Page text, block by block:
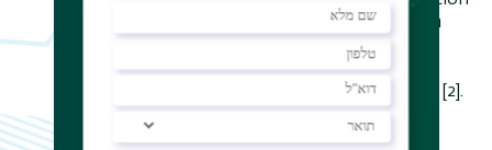
of the exchange statistics of Abelian
anyons [1]. In the second part, I will
present a detailed topological order
various non-Abelian states [2].
[1] J. Kim,et al., arXiv: 2402.12432